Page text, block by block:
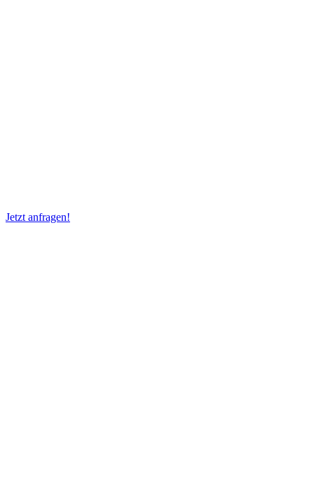
Jetzt anfragen!